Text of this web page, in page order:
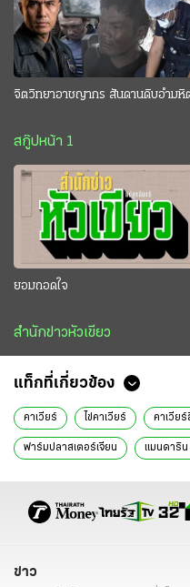
จิตวิทยาอาชญากร สันดานดิบอำมหิ
สกู๊ปหน้า 1
ยอมถอดใจ
สำนักข่าวหัวเขียว
แท็กที่เกี่ยวข้อง
คาเวียร์ ไข่คาเวียร์ คาเวียร์
ฟาร์มปลาสเตอร์เจียน แมนดาริน
ข่าว